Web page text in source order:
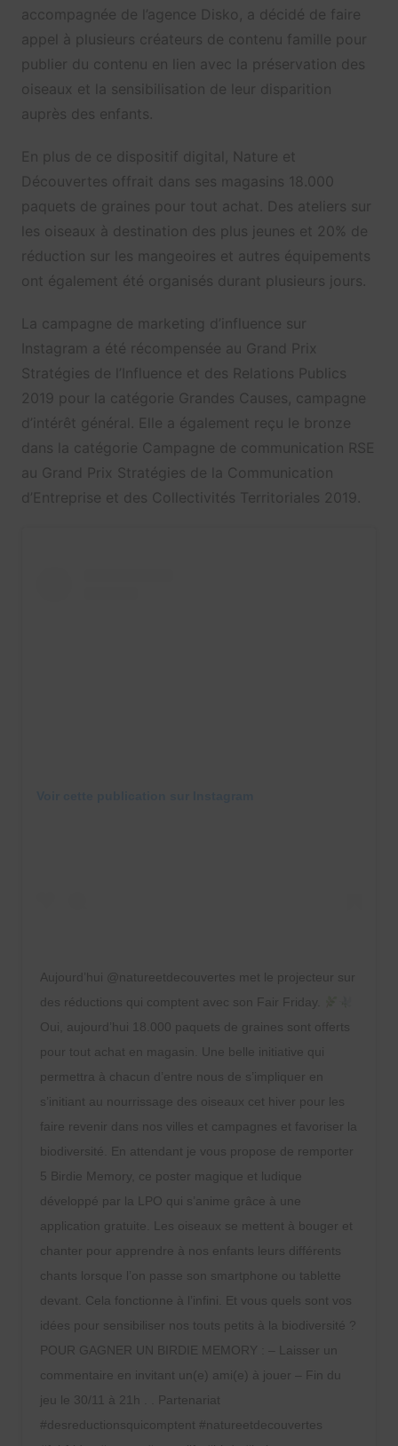
accompagnée de l’agence Disko, a décidé de faire
appel à plusieurs créateurs de contenu famille pour
publier du contenu en lien avec la préservation des
oiseaux et la sensibilisation de leur disparition
auprès des enfants.
En plus de ce dispositif digital, Nature et
Découvertes offrait dans ses magasins 18.000
paquets de graines pour tout achat. Des ateliers sur
les oiseaux à destination des plus jeunes et 20% de
réduction sur les mangeoires et autres équipements
ont également été organisés durant plusieurs jours.
La campagne de marketing d’influence sur
Instagram a été récompensée au Grand Prix
Stratégies de l’Influence et des Relations Publics
2019 pour la catégorie Grandes Causes, campagne
d’intérêt général. Elle a également reçu le bronze
dans la catégorie Campagne de communication RSE
au Grand Prix Stratégies de la Communication
d’Entreprise et des Collectivités Territoriales 2019.
Aujourd’hui @natureetdecouvertes met le projecteur sur
des réductions qui comptent avec son Fair Friday.
Oui, aujourd’hui 18.000 paquets de graines sont offerts
pour tout achat en magasin. Une belle initiative qui
permettra à chacun d’entre nous de s’impliquer en
s’initiant au nourrissage des oiseaux cet hiver pour les
faire revenir dans nos villes et campagnes et favoriser la
biodiversité. En attendant je vous propose de remporter
5 Birdie Memory, ce poster magique et ludique
développé par la LPO qui s’anime grâce à une
application gratuite. Les oiseaux se mettent à bouger et
chanter pour apprendre à nos enfants leurs différents
chants lorsque l’on passe son smartphone ou tablette
devant. Cela fonctionne à l’infini. Et vous quels sont vos
idées pour sensibiliser nos touts petits à la biodiversité ?
POUR GAGNER UN BIRDIE MEMORY : – Laisser un
commentaire en invitant un(e) ami(e) à jouer – Fin du
jeu le 30/11 à 21h . . Partenariat
#desreductionsquicomptent #natureetdecouvertes